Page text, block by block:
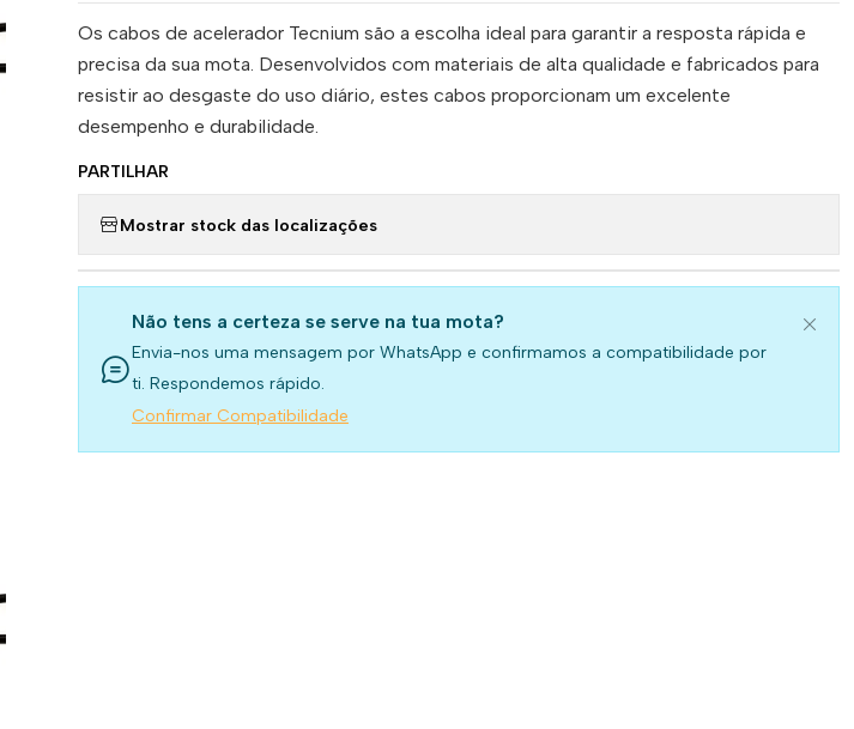
Os cabos de acelerador Tecnium são a escolha ideal para garantir a resposta rápida e
precisa da sua mota. Desenvolvidos com materiais de alta qualidade e fabricados para
resistir ao desgaste do uso diário, estes cabos proporcionam um excelente
desempenho e durabilidade.
PARTILHAR
Mostrar stock das localizações
Não tens a certeza se serve na tua mota?
Envia-nos uma mensagem por WhatsApp e confirmamos a compatibilidade por
ti. Respondemos rápido.
Confirmar Compatibilidade